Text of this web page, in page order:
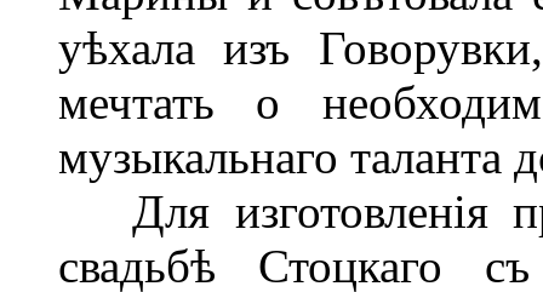
уѣхала изъ
мечтать о
музыкальнаго таланта
Для изготовленія
свадьбѣ Стоцкаго